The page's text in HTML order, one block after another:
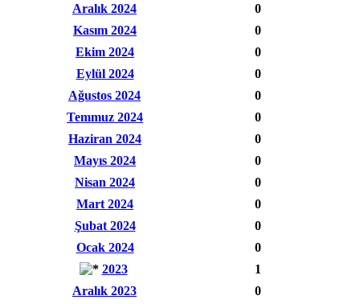
Aralık 2024
0
Kasım 2024
0
Ekim 2024
0
Eylül 2024
0
Ağustos 2024
0
Temmuz 2024
0
Haziran 2024
0
Mayıs 2024
0
Nisan 2024
0
Mart 2024
0
Şubat 2024
0
Ocak 2024
0
2023
1
Aralık 2023
0